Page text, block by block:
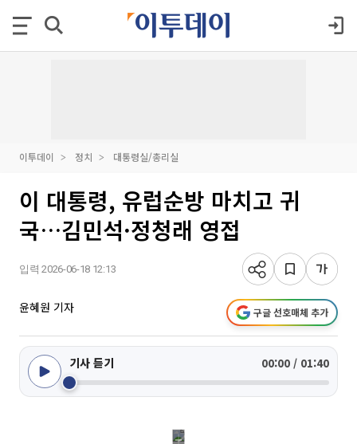
이투데이 정치 대통령실/총리실
이 대통령, 유럽순방 마치고 귀
국…김민석·정청래 영접
입력 2026-06-18 12:13
윤혜원 기자 구글 선호매체 추가
기사 듣기 00:00 / 01:40